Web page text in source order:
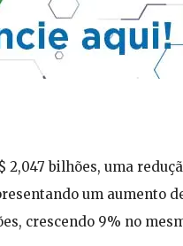
bilhões, uma
um aumento
crescendo 9% no